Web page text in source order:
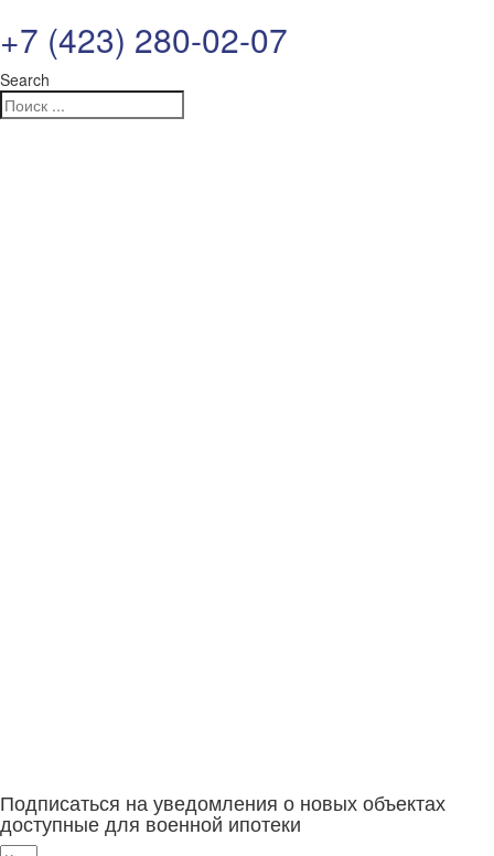
+7 (423) 280-02-07
Search
Подписаться на уведомления о новых объектах
доступные для военной ипотеки